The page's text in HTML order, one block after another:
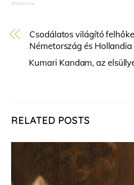
drtihanyi.hu
Csodálatos világító
Németország és
Kumari Kandam, az
RELATED POSTS